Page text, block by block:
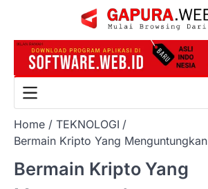
content
Home
TEKNOLOGI
Bermain Kripto Yang Menguntungkan
Bermain Kripto Yang